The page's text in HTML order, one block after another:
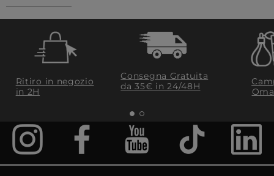
Ritiro in negozio
in 2H
Consegna Gratuita
da 35€​ in 24/48H